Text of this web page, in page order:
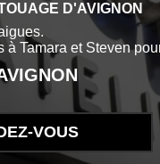
D'AVIGNON
à Tamara et Steven
VOUS